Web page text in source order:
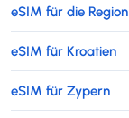
eSIM für die
eSIM für Kroatien
eSIM für Zypern